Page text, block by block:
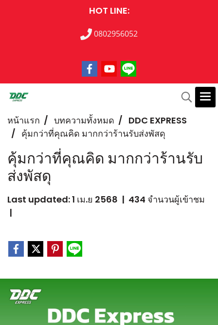
HOT LINE:
0802956052
หน้าแรก บทความทั้งหมด
DDC EXPRESS
คุ้มกว่าที่คุณคิด มากกว่าร้านรับส่งพัสดุ
คุ้มกว่าที่คุณคิด มากกว่าร้านรับ
ส่งพัสดุ
Last updated: 1 เม.ย 2568 | 434 จำนวนผู้เข้าชม
|